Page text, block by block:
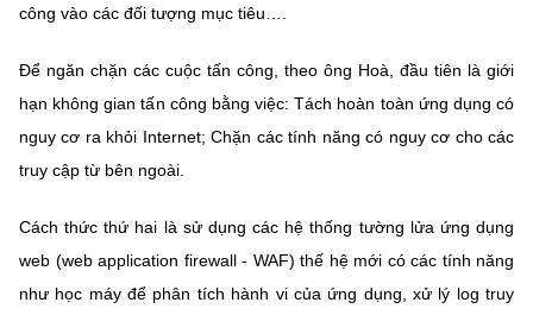
công vào các đối tượng mục tiêu….
Để ngăn chặn các cuộc tấn công, theo ông Hoà, đầu tiên là giới
hạn không gian tấn công bằng việc: Tách hoàn toàn ứng dụng có
nguy cơ ra khỏi Internet; Chặn các tính năng có nguy cơ cho các
truy cập từ bên ngoài.
Cách thức thứ hai là sử dụng các hệ thống tường lửa ứng dụng
web (web application firewall - WAF) thế hệ mới có các tính năng
như học máy để phân tích hành vi của ứng dụng, xử lý log truy